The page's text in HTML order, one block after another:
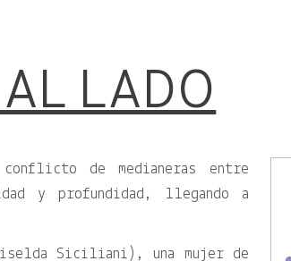
LADO
de medianeras entre
y profundidad, llegando a
Siciliani), una mujer de